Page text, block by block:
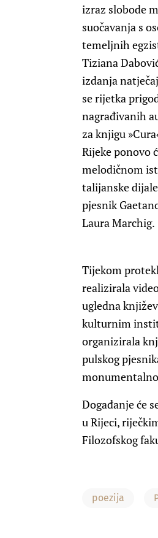
izraz slobode
suočavanja s
temeljnih
Tiziana
izdanja
se rijetka
nagrađivanih
za knjigu
Rijeke ponovo
melodičnom
talijanske
pjesnik
Laura Marchig.
Tijekom
realizirala
ugledna
kulturnim
organizirala
pulskog
Događanje će
u Rijeci,
Filozofskog
poezija